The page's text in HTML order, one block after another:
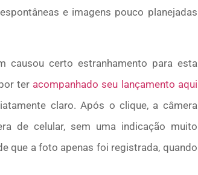
e imagens pouco planejadas
causou certo estranhamento para esta
ter acompanhado seu lançamento aqui
claro. Após o clique, a câmera
de celular, sem uma indicação muito
que a foto apenas foi registrada, quando